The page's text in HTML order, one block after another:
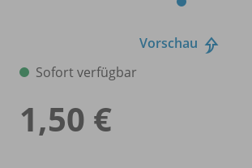
Vorschau
Sofort verfügbar
1,50 €